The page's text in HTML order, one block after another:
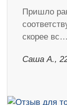
Пришло
скорее вс…
Саша А.,